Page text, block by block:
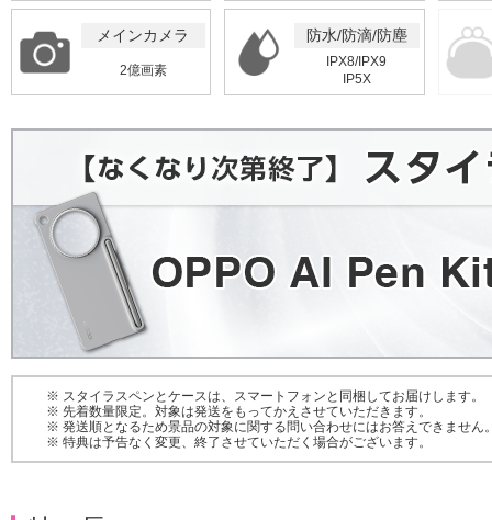
メインカメラ
2億画素
防水/防滴/防塵
IPX8/IPX9
IP5X
スタイラスペンとケースは、スマートフォンと同梱してお届けします。
先着数量限定。対象は発送をもってかえさせていただきます。
発送順となるため景品の対象に関する問い合わせにはお答えできませ
特典は予告なく変更、終了させていただく場合がございます。